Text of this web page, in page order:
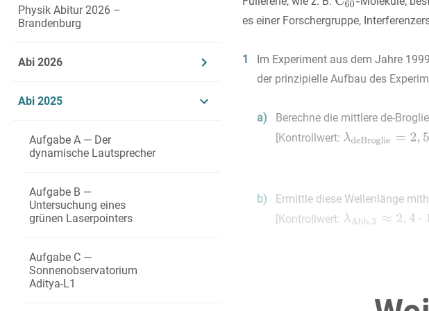
Physik Abitur 2026 –
Brandenburg
Abi 2026
Abi 2025
Aufgabe A — Der
dynamische Lautsprecher
Aufgabe B —
Untersuchung eines
grünen Laserpointers
Aufgabe C —
Sonnenobservatorium
Aditya-L1
es einer Forschergruppe,
1 Im Experiment aus dem Jahre
der prinzipielle Aufbau des
a) Berechne die mittlere de-
[Kontrollwert:
b)
Ermittle diese Wellenlänge
[Kontrollwert:
Ursache für Abweichungen an.